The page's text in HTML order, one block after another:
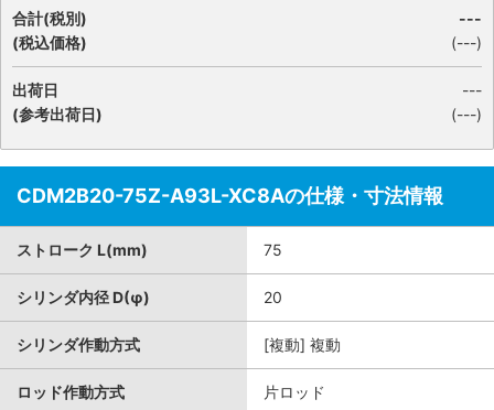
合計(税別)
(税込価格)
---
(---)
出荷日
(参考出荷日)
---
(---)
CDM2B20-75Z-A93L-XC8Aの仕様・寸法情報
ストローク L(mm) 75
シリンダ内径 D(φ) 20
シリンダ作動方式 [複動] 複動
ロッド作動方式 片ロッド